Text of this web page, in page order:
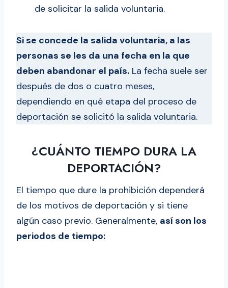
de solicitar la salida voluntaria.
Si se concede la salida voluntaria, a las
personas se les da una fecha en la que
deben abandonar el país. La fecha suele ser
después de dos o cuatro meses,
dependiendo en qué etapa del proceso de
deportación se solicitó la salida voluntaria.
¿CUÁNTO TIEMPO DURA LA
DEPORTACIÓN?
El tiempo que dure la prohibición dependerá
de los motivos de deportación y si tiene
algún caso previo. Generalmente, así son los
periodos de tiempo: